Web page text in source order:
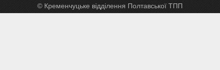
© Кременчуцьке відділення Полтавської ТПП